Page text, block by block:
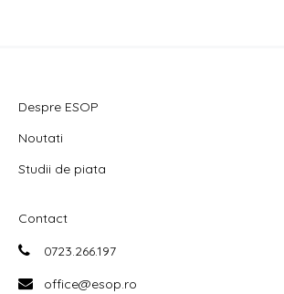
Despre ESOP
Noutati
Studii de piata
Contact
0723.266.197
office@esop.ro